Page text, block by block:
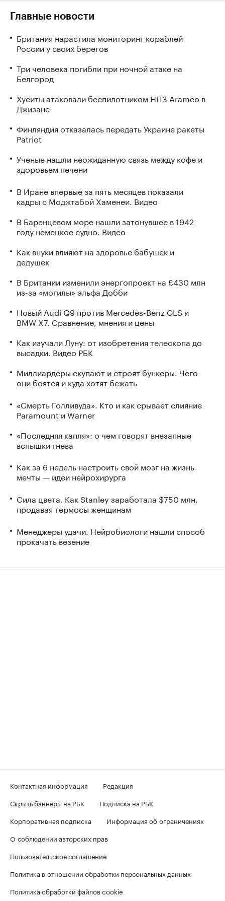
Главные новости
Британия нарастила мониторинг кораблей
России у своих берегов
Три человека погибли при ночной атаке на
Белгород
Хуситы атаковали беспилотником НПЗ Aramco в
Джизане
Финляндия отказалась передать Украине ракеты
Patriot
Ученые нашли неожиданную связь между кофе и
здоровьем печени
В Иране впервые за пять месяцев показали
кадры с Моджтабой Хаменеи. Видео
В Баренцевом море нашли затонувшее в 1942
году немецкое судно. Видео
Как внуки влияют на здоровье бабушек и
дедушек
В Британии изменили энергопроект на £430 млн
из-за «могилы» эльфа Добби
Новый Audi Q9 против Mercedes-Benz GLS и
BMW X7. Сравнение, мнения и цены
Как изучали Луну: от изобретения телескопа до
высадки. Видео РБК
Миллиардеры скупают и строят бункеры. Чего
они боятся и куда хотят бежать
«Смерть Голливуда». Кто и как срывает слияние
Paramount и Warner
«Последняя капля»: о чем говорят внезапные
вспышки гнева
Как за 6 недель настроить свой мозг на жизнь
мечты — идеи нейрохирурга
Сила цвета. Как Stanley заработала $750 млн,
продавая термосы женщинам
Менеджеры удачи. Нейробиологи нашли способ
прокачать везение
Контактная информация
Редакция
Скрыть баннеры на РБК
Подписка на РБК
Корпоративная подписка
Информация об ограничениях
О соблюдении авторских прав
Пользовательское соглашение
Политика в отношении обработки персональных данных
Политика обработки файлов cookie